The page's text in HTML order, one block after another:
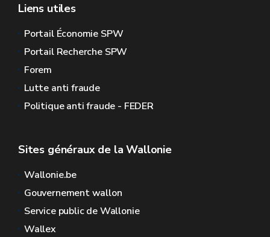
Liens utiles
Portail Économie SPW
Portail Recherche SPW
Forem
Lutte anti fraude
Politique anti fraude - FEDER
Sites généraux de la Wallonie
Wallonie.be
Gouvernement wallon
Service public de Wallonie
Wallex